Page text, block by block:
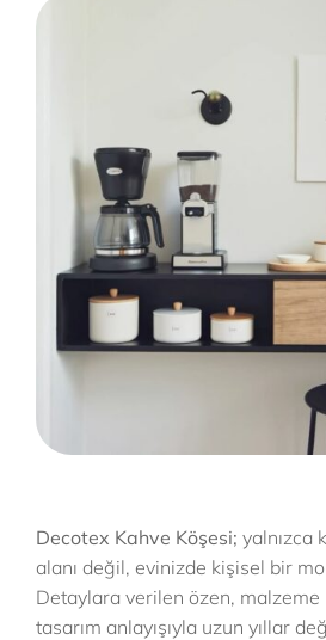
Decotex Kahve Köşesi; yalnızca
alanı değil, evinizde kişisel bir
Detaylara verilen özen,
tasarım anlayışıyla uzun yıllar